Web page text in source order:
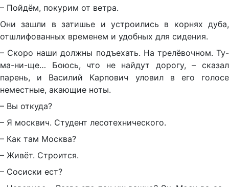
– Пойдём, покурим от ветра.
Они зашли в затишье и устроились в корнях дуба,
отшлифованных временем и удобных для сидения.
– Скоро наши должны подъехать. На трелёвочном. Ту-
ма-ни-ще… Боюсь, что не найдут дорогу, – сказал
парень, и Василий Карпович уловил в его голосе
неместные, акающие ноты.
– Вы откуда?
– Я москвич. Студент лесотехнического.
– Как там Москва?
– Живёт. Строится.
– Сосиски ест?